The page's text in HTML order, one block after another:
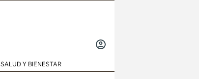
SALUD Y BIENESTAR